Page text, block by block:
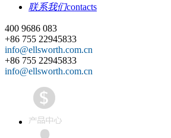
联系我们contacts
400 9686 083
+86 755 22945833
info@ellsworth.com.cn
+86 755 22945833
info@ellsworth.com.cn